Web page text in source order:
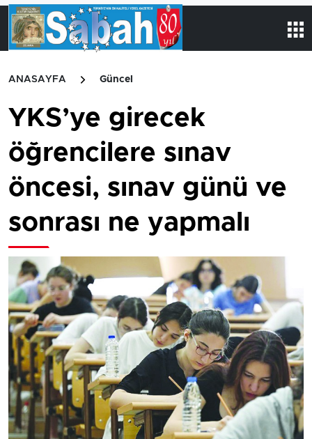
ANASAYFA Güncel
YKS’ye girecek
öğrencilere sınav
öncesi, sınav günü ve
sonrası ne yapmalı